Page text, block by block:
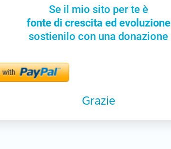
Se il mio sito per te è
fonte di crescita ed evoluzione
sostienilo con una donazione
Grazie